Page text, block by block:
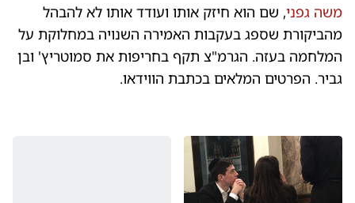
משה גפני, שם הוא חיזק אותו ועודד אותו לא להבהל
מהביקורת שספג בעקבות האמירה השנויה במחלוקת על
המלחמה בעזה. הגרמ"צ תקף בחריפות את סמוטריץ' ובן
גביר. הפרטים המלאים בכתבת הווידאו.